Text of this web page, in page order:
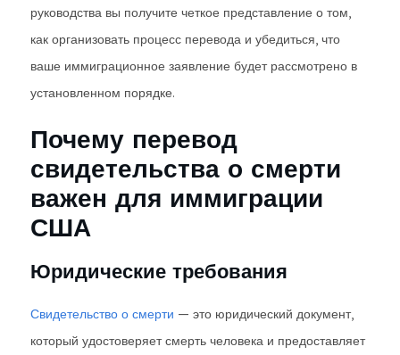
руководства вы получите четкое представление о том,
как организовать процесс перевода и убедиться, что
ваше иммиграционное заявление будет рассмотрено в
установленном порядке.
Почему перевод
свидетельства о смерти
важен для иммиграции
США
Юридические требования
Свидетельство о смерти — это юридический документ,
который удостоверяет смерть человека и предоставляет